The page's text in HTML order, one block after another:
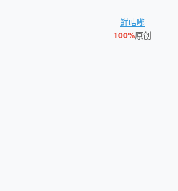
鲜咕嘟
100%原创